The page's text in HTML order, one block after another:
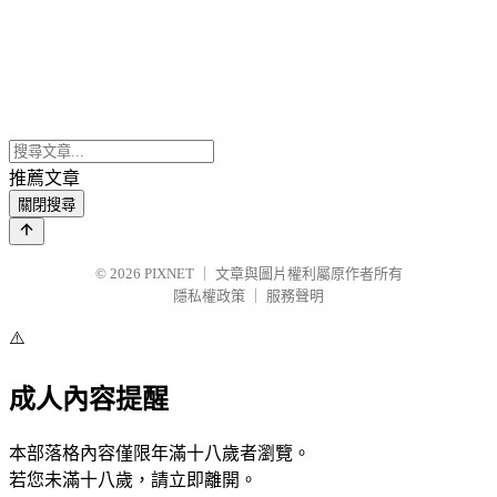
推薦文章
關閉搜尋
© 2026 PIXNET
文章與圖片權利屬原作者所有
隱私權政策
服務聲明
⚠️
成人內容提醒
本部落格內容僅限年滿十八歲者瀏覽。
若您未滿十八歲，請立即離開。